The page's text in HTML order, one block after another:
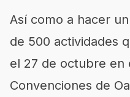
Así como a hacer
de 500 actividades
el 27 de octubre en
Convenciones de